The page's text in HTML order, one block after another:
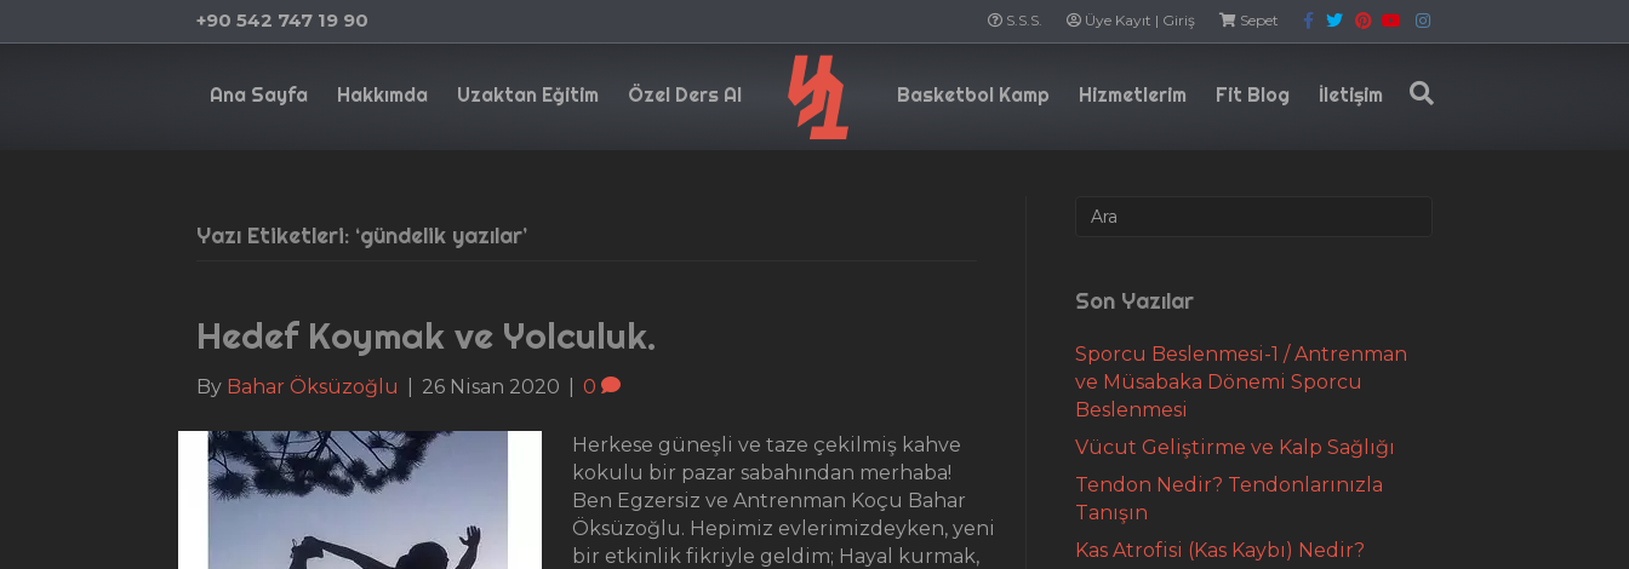
+90 542 747 19 90 S.S.S. Üye Kayıt | Giriş Sepet
c
o
T
i
P
n
r
u
b
s
Ana Sayfa Hakkımda Uzaktan Eğitim Özel Ders Al Basketbol Kamp Hizmetlerim Fit Blog İletişim
Yazı Etiketleri: ‘gündelik yazılar’
Hedef Koymak ve Yolculuk.
By Bahar Öksüzoğlu 26 Nisan 2020 0
Herkese güneşli ve taze çekilmiş kahve
kokulu bir pazar sabahından merhaba!
Ben Egzersiz ve Antrenman Koçu Bahar
Öksüzoğlu. Hepimiz evlerimizdeyken, yeni
bir etkinlik fikriyle geldim; Hayal kurmak,
Son Yazılar
Sporcu Beslenmesi-1 / Antrenman
ve Müsabaka Dönemi Sporcu
Beslenmesi
Vücut Geliştirme ve Kalp Sağlığı
Tendon Nedir? Tendonlarınızla
Tanışın
Kas Atrofisi (Kas Kaybı) Nedir?